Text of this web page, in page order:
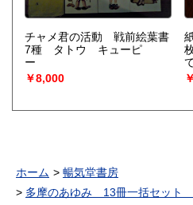
チャメ君の活動 戦前絵葉書
7種 タトウ キューピ
ー
￥8,000
ホーム
暢気堂書房
多摩のあゆみ 13冊一括セッ